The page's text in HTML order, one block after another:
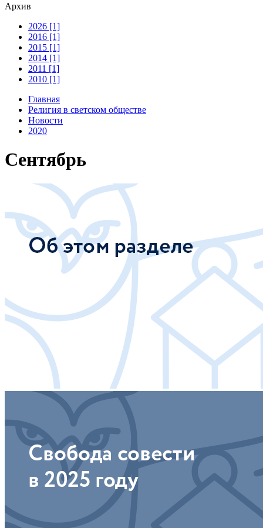
Архив
2026 [1]
2016 [1]
2015 [1]
2014 [1]
2011 [1]
2010 [1]
Главная
Религия в светском обществе
Новости
2020
Сентябрь